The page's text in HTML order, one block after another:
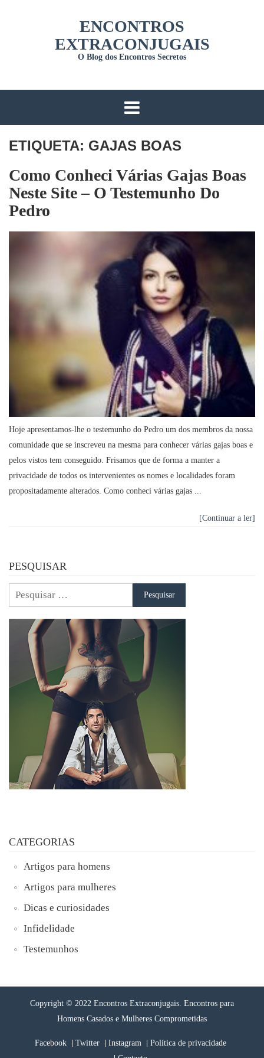
ENCONTROS
EXTRACONJUGAIS
O Blog dos Encontros Secretos
ETIQUETA: GAJAS BOAS
Como Conheci Várias Gajas Boas
Neste Site – O Testemunho Do
Pedro
Hoje apresentamos-lhe o testemunho do Pedro um dos membros da nossa
comunidade que se inscreveu na mesma para conhecer várias gajas boas e
pelos vistos tem conseguido. Frisamos que de forma a manter a
privacidade de todos os intervenientes os nomes e localidades foram
propositadamente alterados. Como conheci várias gajas ...
[Continuar a ler]
PESQUISAR
Pesquisar
por:
CATEGORIAS
Artigos para homens
Artigos para mulheres
Dicas e curiosidades
Infidelidade
Testemunhos
Copyright © 2022 Encontros Extraconjugais. Encontros para
Homens Casados e Mulheres Comprometidas
Facebook Twitter Instagram
Política de privacidade